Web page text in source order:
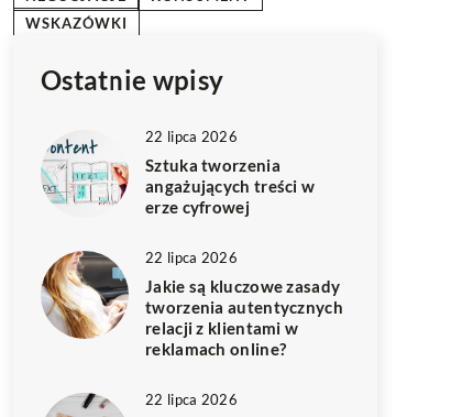
WSKAZÓWKI
Ostatnie wpisy
22 lipca 2026
Sztuka tworzenia
angażujących treści w
erze cyfrowej
22 lipca 2026
Jakie są kluczowe zasady
tworzenia autentycznych
relacji z klientami w
reklamach online?
22 lipca 2026